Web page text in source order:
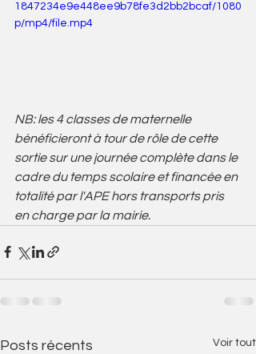
1847234e9e448ee9b78fe3d2bb2bcaf/1080
p/mp4/file.mp4
NB: les 4 classes de maternelle
bénéficieront à tour de rôle de cette
sortie sur une journée complète dans le
cadre du temps scolaire et financée en
totalité par l'APE hors transports pris
en charge par la mairie.
Posts récents Voir tout